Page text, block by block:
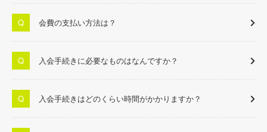
会費の支払い方法は？
入会手続きに必要なものはなんですか？
入会手続きはどのくらい時間がかかりますか？